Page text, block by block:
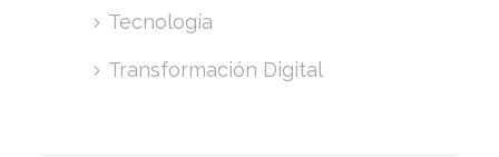
Tecnología
Transformación Digital